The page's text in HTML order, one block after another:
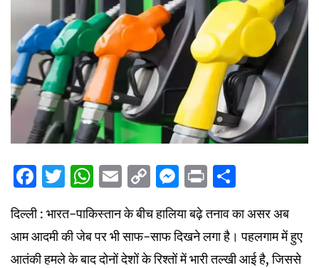
Facebook
Twitter
WhatsApp
Email
CopyMessenger
Print
दिल्ली : भारत-पाकिस्तान के बीच हालिया बढ़े तनाव का असर अब
आम आदमी की जेब पर भी साफ-साफ दिखने लगा है। पहलगाम में हुए
आतंकी हमले के बाद दोनों देशों के रिश्तों में भारी तल्खी आई है, जिससे